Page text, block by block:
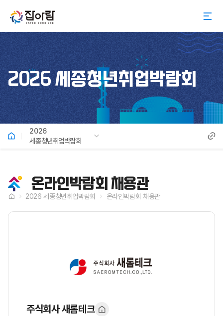
2026 세종청년취업박람회
2026
세종청년취업박람회
온라인박람회 채용관
2026 세종청년취업박람회 온라인박람회 채용관
주식회사 새롬테크